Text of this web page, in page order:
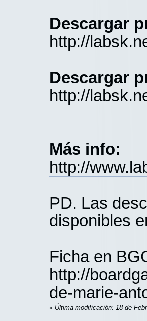
Descargar
http://
Descargar
http://
Más info:
http://
PD. Las
disponibles
Ficha en
http://
de-marie-
« Última modificación: 18 de